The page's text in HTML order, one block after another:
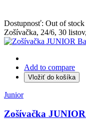
Dostupnosť: Out of stock
Zošívačka, 24/6, 30
Add to compare
Vložiť do košíka
Junior
Zošívačka